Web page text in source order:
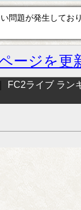
問題が発生してお
ージを更
FC2ライブ ラン